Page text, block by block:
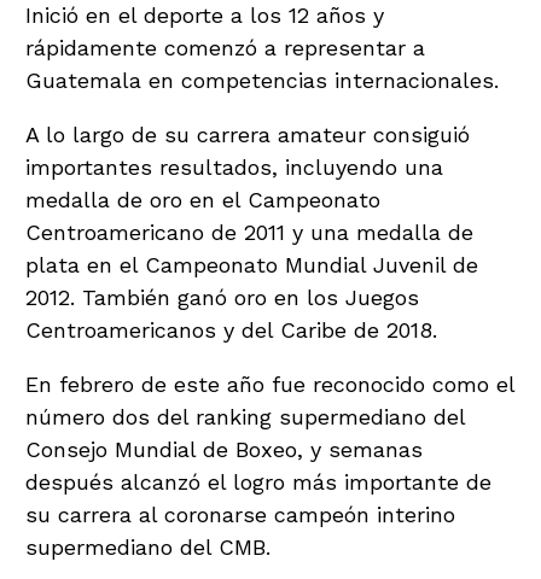
Inició en el deporte a los 12 años y
rápidamente comenzó a representar a
Guatemala en competencias internacionales.
A lo largo de su carrera amateur consiguió
importantes resultados, incluyendo una
medalla de oro en el Campeonato
Centroamericano de 2011 y una medalla de
plata en el Campeonato Mundial Juvenil de
2012. También ganó oro en los Juegos
Centroamericanos y del Caribe de 2018.
En febrero de este año fue reconocido como el
número dos del ranking supermediano del
Consejo Mundial de Boxeo, y semanas
después alcanzó el logro más importante de
su carrera al coronarse campeón interino
supermediano del CMB.